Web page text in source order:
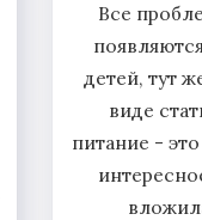
Все
детей, тут
виде
питание -